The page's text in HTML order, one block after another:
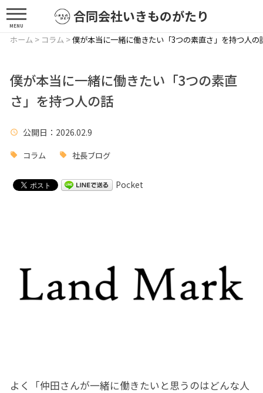
合同会社いきものがたり
MENU
ホーム > コラム >僕が本当に一緒に働きたい「3つの素直さ」を持つ人の
僕が本当に一緒に働きたい「3つの素直
さ」を持つ人の話
公開日 ：2026.02.9
コラム 社長ブログ
Pocket
よく「仲田さんが一緒に働きたいと思うのはどんな人